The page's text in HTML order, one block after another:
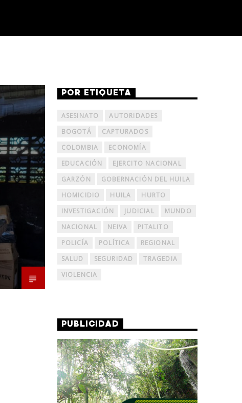
POR ETIQUETA
ASESINATO
AUTORIDADES
BOGOTÁ
CAPTURADOS
COLOMBIA
ECONOMÍA
EDUCACIÓN
EJERCITO NACIONAL
GARZÓN
GOBERNACIÓN DEL HUILA
HOMICIDIO
HUILA
HURTO
INVESTIGACIÓN
JUDICIAL
MUNDO
NACIONAL
NEIVA
PITALITO
POLICÍA
POLÍTICA
REGIONAL
SALUD
SEGURIDAD
TRAGEDIA
VIOLENCIA
PUBLICIDAD